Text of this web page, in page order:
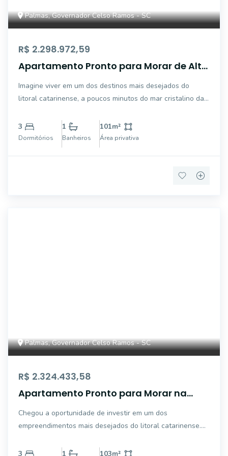
Palmas, Governador Celso Ramos - SC
R$ 2.298.972,59
Apartamento Pronto para Morar de Alto
Exclusividade, Conforto e Alto Potencial
de Valorização
Imagine viver em um dos destinos mais desejados do
litoral catarinense, a poucos minutos do mar cristalino da
infraestrutura, beleza natural e qualidade de vida. Este
amplo apartamento no Ocean Home Club reún
3
Dormitórios
1
Banheiros
101m²
Área privativa
Palmas, Governador Celso Ramos - SC
R$ 2.324.433,58
Apartamento Pronto para Morar na
Sofisticação e Alto Potencial de
Valorização
Chegou a oportunidade de investir em um dos
empreendimentos mais desejados do litoral catarinense.
Palmas, em Governador Celso Ramos, este apartamento
3 1 103m²